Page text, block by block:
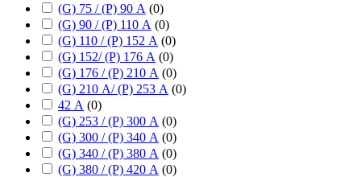
(G) 75 / (P) 90 А (0)
(G) 90 / (P) 110 А (0)
(G) 110 / (P) 152 А (0)
(G) 152/ (P) 176 А (0)
(G) 176 / (P) 210 А (0)
(G) 210 А/ (P) 253 А (0)
42 А (0)
(G) 253 / (P) 300 А (0)
(G) 300 / (P) 340 А (0)
(G) 340 / (P) 380 А (0)
(G) 380 / (P) 420 А (0)